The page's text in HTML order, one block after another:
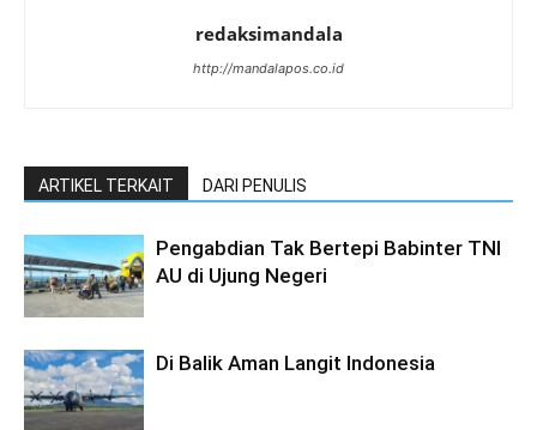
redaksimandala
http://mandalapos.co.id
ARTIKEL TERKAIT DARI PENULIS
Pengabdian Tak Bertepi Babinter TNI
AU di Ujung Negeri
Di Balik Aman Langit Indonesia